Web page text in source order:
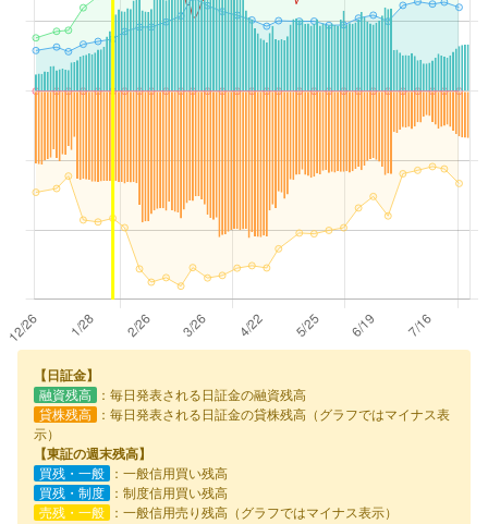
【日証金】
融資残高
：毎日発表される日証金の融資残高
貸株残高
：毎日発表される日証金の貸株残高（グラフではマイナス表
示）
【東証の週末残高】
買残・一般
：一般信用買い残高
買残・制度
：制度信用買い残高
売残・一般
：一般信用売り残高（グラフではマイナス表示）